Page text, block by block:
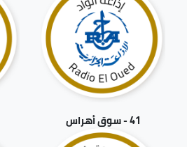
41 - سوق أهراس